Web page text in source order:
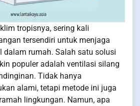
tropisnya, sering kali
tersendiri untuk menjaga
dalam rumah. Salah satu solusi
populer adalah ventilasi silang
Tidak hanya
alami, tetapi metode ini juga
lingkungan. Namun, apa